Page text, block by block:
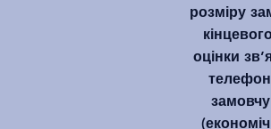
розміру
оцінки